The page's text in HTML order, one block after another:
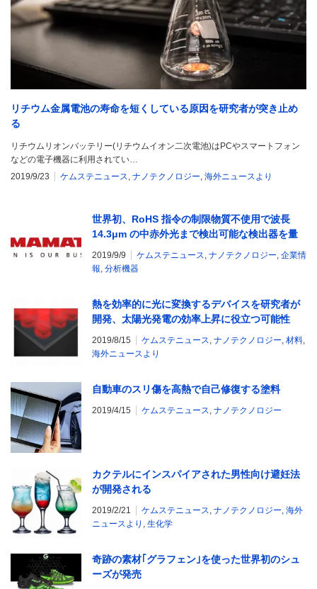
リチウム金属電池の寿命を短くしている原因を研究者が突き止め
る
リチウムリオンバッテリー(リチウムイオン二次電池)はPCやスマートフォン
などの電子機器に利用されてい…
2019/9/23
ケムステニュース ナノテクノロジー 海外ニュースより
世界初、RoHS 指令の制限物質不使用で波長
14.3μm の中赤外光まで検出可能な検出器を量
2019/9/9 ケムステニュース ナノテクノロジー 企業情
報 分析機器
熱を効率的に光に変換するデバイスを研究者が
開発、太陽光発電の効率上昇に役立つ可能性
2019/8/15 ケムステニュース ナノテクノロジー 材料
海外ニュースより
自動車のスリ傷を高熱で自己修復する塗料
2019/4/15 ケムステニュース ナノテクノロジー
カクテルにインスパイアされた男性向け避妊法
が開発される
2019/2/21 ケムステニュース ナノテクノロジー 海外
ニュースより
生化学
奇跡の素材｢グラフェン｣を使った世界初のシュ
ーズが発売